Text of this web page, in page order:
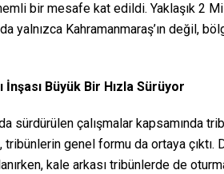
bir mesafe kat edildi. Yaklaşık 2
yalnızca Kahramanmaraş’ın değil,
İnşası Büyük Bir Hızla Sürüyor
sürdürülen çalışmalar kapsamında
tribünlerin genel formu da ortaya
kale arkası tribünlerde de